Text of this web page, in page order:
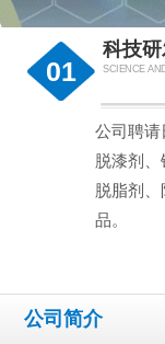
01
科技
SCIENCE
公司聘请
脱漆剂、
脱脂剂
品。
公司简介